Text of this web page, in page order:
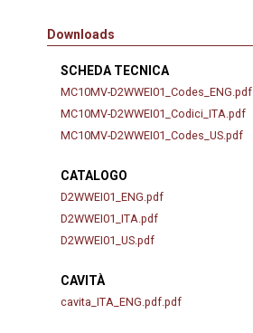
Downloads
SCHEDA TECNICA
MC10MV-D2WWEI01_Codes_ENG.pdf
MC10MV-D2WWEI01_Codici_ITA.pdf
MC10MV-D2WWEI01_Codes_US.pdf
CATALOGO
D2WWEI01_ENG.pdf
D2WWEI01_ITA.pdf
D2WWEI01_US.pdf
CAVITÀ
cavita_ITA_ENG.pdf.pdf